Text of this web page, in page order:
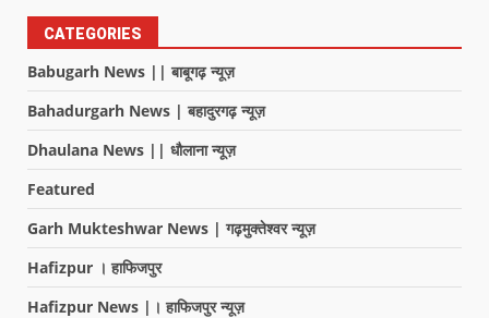
CATEGORIES
Babugarh News || बाबूगढ़ न्यूज़
Bahadurgarh News | बहादुरगढ़ न्यूज़
Dhaulana News || धौलाना न्यूज़
Featured
Garh Mukteshwar News | गढ़मुक्तेश्वर न्यूज़
Hafizpur । हाफिजपुर
Hafizpur News |। हाफिजपुर न्यूज़